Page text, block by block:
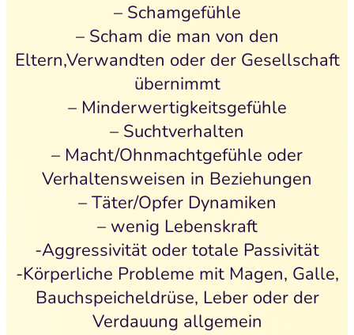
– Schamgefühle
– Scham die man von den
Eltern,Verwandten oder der Gesellschaft
übernimmt
– Minderwertigkeitsgefühle
– Suchtverhalten
– Macht/Ohnmachtgefühle oder
Verhaltensweisen in Beziehungen
– Täter/Opfer Dynamiken
– wenig Lebenskraft
-Aggressivität oder totale Passivität
-Körperliche Probleme mit Magen, Galle,
Bauchspeicheldrüse, Leber oder der
Verdauung allgemein